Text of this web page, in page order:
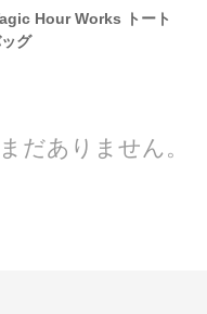
Hour Works トート
グ
だありません。